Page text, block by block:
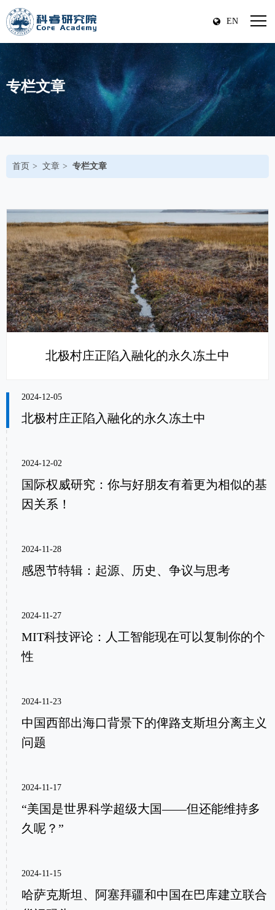
EN
专栏文章
首页 文章 专栏文章
北极村庄正陷入融化的永久冻土中
2024-12-05
北极村庄正陷入融化的永久冻土中
2024-12-02
国际权威研究：你与好朋友有着更为相似的基
因关系！
2024-11-28
感恩节特辑：起源、历史、争议与思考
2024-11-27
MIT科技评论：人工智能现在可以复制你的个
性
2024-11-23
中国西部出海口背景下的俾路支斯坦分离主义
问题
2024-11-17
“美国是世界科学超级大国——但还能维持多
久呢？”
2024-11-15
哈萨克斯坦、阿塞拜疆和中国在巴库建立联合